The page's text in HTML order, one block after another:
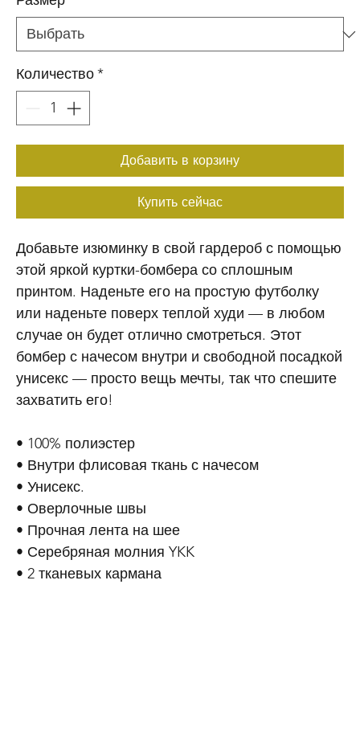
Количество*
Добавить в корзину
Купить сейчас
Добавьте изюминку в свой гардероб с помощью
этой яркой куртки-бомбера со сплошным
принтом. Наденьте его на простую футболку
или наденьте поверх теплой худи — в любом
случае он будет отлично смотреться. Этот
бомбер с начесом внутри и свободной посадкой
унисекс — просто вещь мечты, так что спешите
захватить его!
• 100% полиэстер
• Внутри флисовая ткань с начесом
• Унисекс.
• Оверлочные швы
• Прочная лента на шее
• Серебряная молния YKK
• 2 тканевых кармана